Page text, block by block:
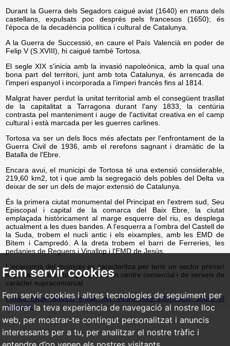
Fem servir cookies
Fem servir cookies i altres tecnologies de seguiment per
millorar la teva experiència de navegació al nostre lloc
web, per mostrar-te contingut personalitzat i anuncis
interessants per a tu, per analitzar el nostre tràfic i
Durant la Guerra dels Segadors caigué aviat (1640) en mans dels
castellans, expulsats poc després pels francesos (1650); és
l'època de la decadència política i cultural de Catalunya.
A la Guerra de Successió, en caure el País Valencià en poder de
Felip V (S.XVIII), hi caigué també Tortosa.
El segle XIX s'inicia amb la invasió napoleònica, amb la qual una
bona part del territori, junt amb tota Catalunya, és arrencada de
l'imperi espanyol i incorporada a l'imperi francès fins al 1814.
Malgrat haver perdut la unitat territorial amb el consegüent trasllat
de la capitalitat a Tarragona durant l'any 1833, la centúria
contrasta pel manteniment i auge de l'activitat creativa en el camp
cultural i està marcada per les guerres carlines.
Tortosa va ser un dels llocs més afectats per l'enfrontament de la
Guerra Civil de 1936, amb el rerefons sagnant i dramàtic de la
Batalla de l'Ebre.
Encara avui, el municipi de Tortosa té una extensió considerable,
219,60 km2, tot i que amb la segregació dels pobles del Delta va
deixar de ser un dels de major extensió de Catalunya.
És la primera ciutat monumental del Principat en l'extrem sud, Seu
Episcopal i capital de la comarca del Baix Ebre, la ciutat
emplaçada històricament al marge esquerre del riu, es desplega
actualment a les dues bandes. A l'esquerra a l’ombra del Castell de
la Suda, trobem el nucli antic i els eixamples, amb les EMD de
Bítem i Campredó. A la dreta trobem el barri de Ferreries, les
pedanies de Reguers i Vinallop i l'EMD de Jesús.
L'economia del municipi es caracteritza per tenir un sector primari
important i, sobretot, perquè és un centre comercial i de serveis de
caràcter supracomarcal.
Podeu clicar aquest enllaç per veure més informació sobre el
municipi.